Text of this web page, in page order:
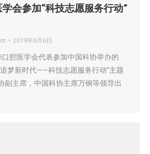
会参加“科技志愿服务行动”
2019年6月6日
口腔医学会代表参加中国科协举办的
梦新时代——科技志愿服务行动”主题
副主席，中国科协主席万钢等领导出